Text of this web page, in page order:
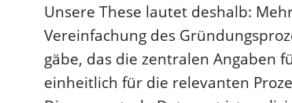
Unsere These lautet deshalb:
Vereinfachung des
gäbe, das die zentralen Angaben
einheitlich für die relevanten